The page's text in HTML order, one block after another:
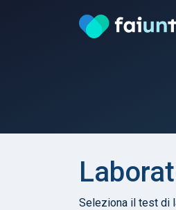
Seleziona il test di